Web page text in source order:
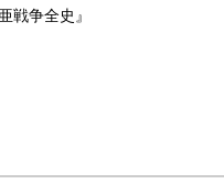
戦争全史』